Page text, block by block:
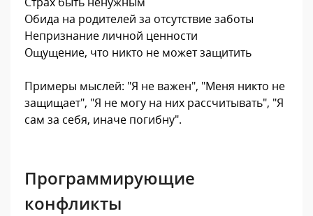
Обида на родителей за отсутствие заботы
Непризнание личной ценности
Ощущение, что никто не может защитить
Примеры мыслей: "Я не важен", "Меня никто не
защищает", "Я не могу на них рассчитывать", "Я
сам за себя, иначе погибну".
Программирующие
конфликты